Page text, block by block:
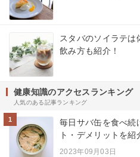
スタバのソイラテは
飲み方も紹介！
健康知識のアクセスランキング
人気のある記事ランキング
1
毎日サバ缶を食べ続
ト・デメリットを紹
2023年09月03日